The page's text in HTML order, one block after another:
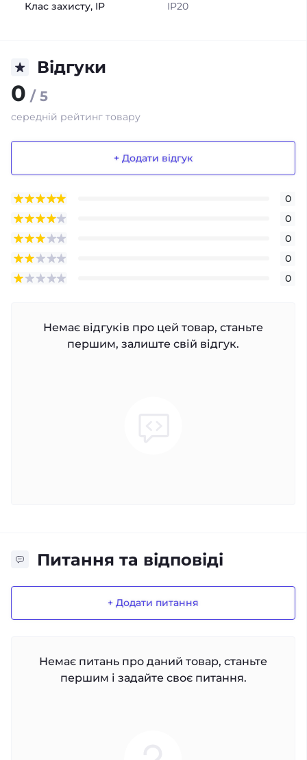
Клас захисту, IP IP20
Відгуки
0 / 5
середній рейтинг товару
+ Додати відгук
0
0
0
0
0
Немає відгуків про цей товар, станьте
першим, залиште свій відгук.
Питання та відповіді
+ Додати питання
Немає питань про даний товар, станьте
першим і задайте своє питання.